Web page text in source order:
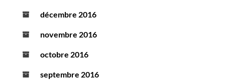
décembre 2016
novembre 2016
octobre 2016
septembre 2016